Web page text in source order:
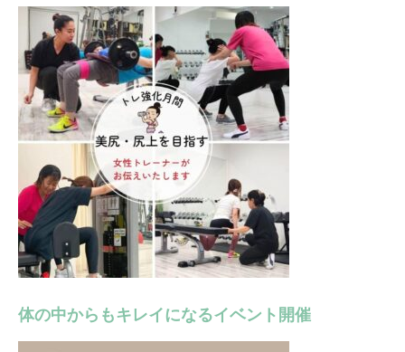
体の中からもキレイになるイベント開催